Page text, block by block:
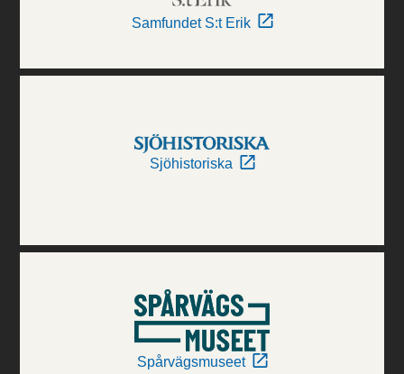
Samfundet S:t Erik
Sjöhistoriska
Spårvägsmuseet